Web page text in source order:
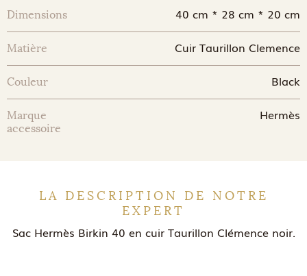
Dimensions 40 cm * 28 cm * 20 cm
Matière Cuir Taurillon Clemence
Couleur Black
Marque
accessoire
Hermès
LA DESCRIPTION DE NOTRE
EXPERT
Sac Hermès Birkin 40 en cuir Taurillon Clémence noir.